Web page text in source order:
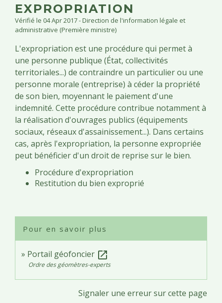
EXPROPRIATION
Vérifié le 04 Apr 2017 - Direction de l'information légale et
administrative (Première ministre)
L'expropriation est une procédure qui permet à
une personne publique (État, collectivités
territoriales...) de contraindre un particulier ou une
personne morale (entreprise) à céder la propriété
de son bien, moyennant le paiement d'une
indemnité. Cette procédure contribue notamment à
la réalisation d'ouvrages publics (équipements
sociaux, réseaux d'assainissement...). Dans certains
cas, après l'expropriation, la personne expropriée
peut bénéficier d'un droit de reprise sur le bien.
Procédure d'expropriation
Restitution du bien exproprié
Pour en savoir plus
Portail géofoncier open_in_new
Ordre des géomètres-experts
Signaler une erreur sur cette page